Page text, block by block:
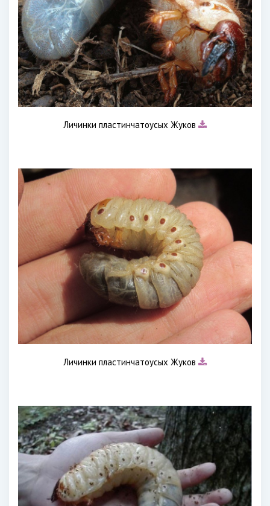
Личинки пластинчатоусых Жуков
Личинки пластинчатоусых Жуков